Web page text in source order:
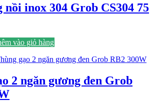
nồi inox 304 Grob CS304 75
vào giỏ hàng
2 ngăn gương đen Grob